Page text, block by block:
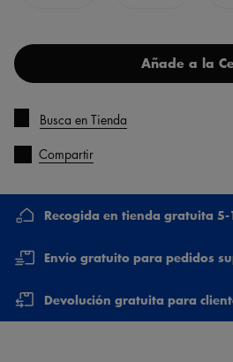
Añade a la
Busca en Tienda
Compartir
Recogida en tienda gratuita
Envío gratuito para pedidos
Devolución gratuita para